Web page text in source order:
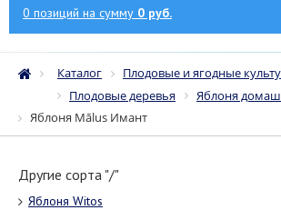
0 позиций на сумму 0 руб.
Каталог
Плодовые и ягодные
Плодовые деревья
Яблоня
Яблоня Mālus Имант
Другие сорта "/"
Яблоня Witos